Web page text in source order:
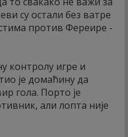
су остали без ватре
против Фереире -
контролу игре и
је домаћину да
гола. Порто је
али лопта није